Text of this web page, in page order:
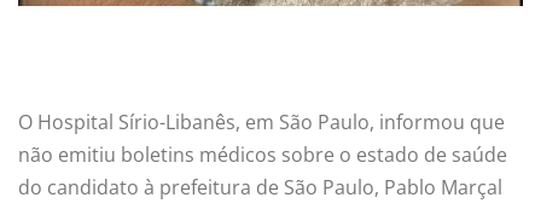
O Hospital Sírio-Libanês, em São Paulo, informou que
não emitiu boletins médicos sobre o estado de saúde
do candidato à prefeitura de São Paulo, Pablo Marçal